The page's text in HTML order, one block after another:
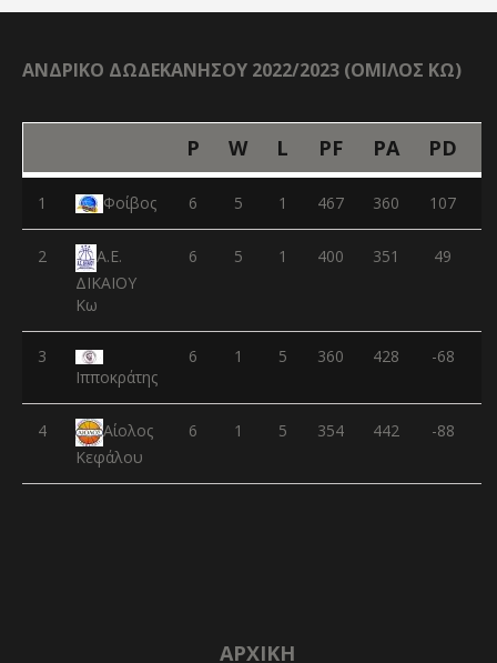
ΑΝΔΡΙΚΟ ΔΩΔΕΚΑΝΗΣΟΥ 2022/2023 (ΟΜΙΛΟΣ ΚΩ)
P W L PF PA PD
1 Φοίβος 6 5 1 467 360 107
2
Α.Ε.
ΔΙΚΑΙΟΥ
Κω
6 5 1 400 351 49
3
Ιπποκράτης
6 1 5 360 428 -68
4
Αίολος
Κεφάλου
6 1 5 354 442 -88
ΑΡΧΙΚΉ